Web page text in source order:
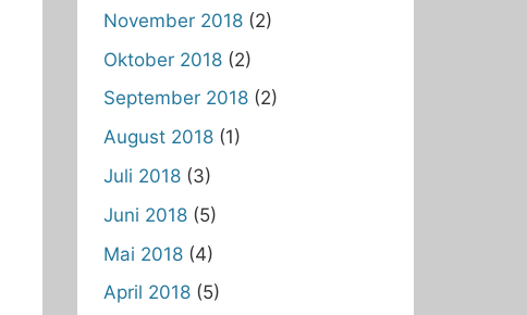
November 2018(2)
Oktober 2018(2)
September 2018(2)
August 2018(1)
Juli 2018(3)
Juni 2018(5)
Mai 2018(4)
April 2018(5)